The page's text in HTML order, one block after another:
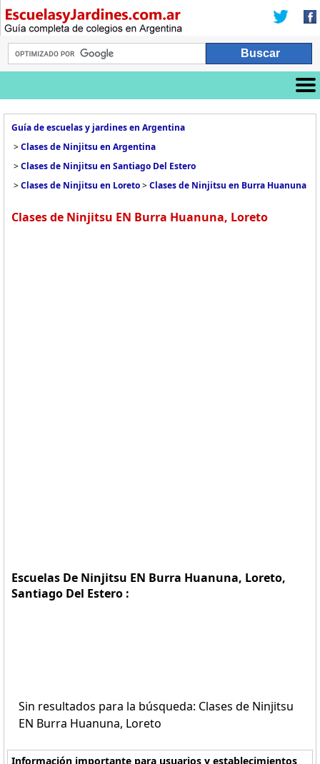
Guía de escuelas y jardines en Argentina
>Clases de Ninjitsu en Argentina
>Clases de Ninjitsu en Santiago Del Estero
>Clases de Ninjitsu en Loreto>Clases de Ninjitsu en Burra Huanuna
Clases de Ninjitsu EN Burra Huanuna, Loreto
Escuelas De Ninjitsu EN Burra Huanuna, Loreto,
Santiago Del Estero :
Sin resultados para la búsqueda: Clases de Ninjitsu
EN Burra Huanuna, Loreto
Información importante para usuarios y establecimientos